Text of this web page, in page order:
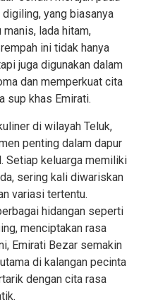
yang biasanya
lada hitam,
ini tidak hanya
juga digunakan dalam
dan memperkuat cita
sup khas Emirati.
di wilayah Teluk,
penting dalam dapur
Setiap keluarga memiliki
sering kali diwariskan
variasi tertentu.
hidangan seperti
menciptakan rasa
Emirati Bezar semakin
di kalangan pecinta
dengan cita rasa